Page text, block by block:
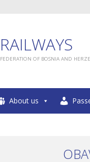
RAILWAYS
FEDERATION OF BOSNIA AND
About us